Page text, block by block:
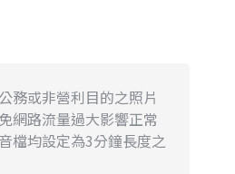
務或非營利目的之照片
網路流量過大影響正常
檔均設定為3分鐘長度之